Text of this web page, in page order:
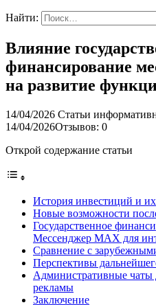
Найти:
Влияние
финансирование
на развитие
14/04/2026 Статьи
14/04/2026Отзывов: 0
Открой содержание статьи
История инвестиций и
Новые возможности
Государственное
Мессенджер MAX для
Сравнение с
Перспективы
Административные
рекламы
Заключение